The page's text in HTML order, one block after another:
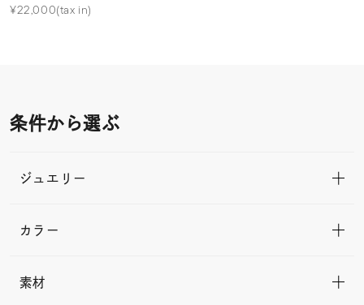
¥22,000(tax in)
条件から選ぶ
ジュエリー
カラー
素材